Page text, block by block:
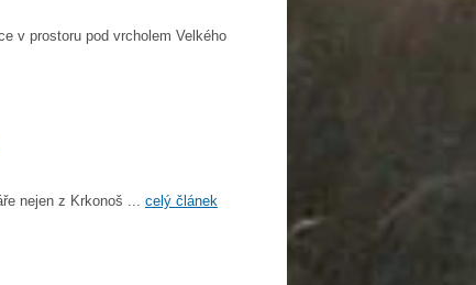
v prostoru pod vrcholem Velkého
nejen z Krkonoš ... celý článek